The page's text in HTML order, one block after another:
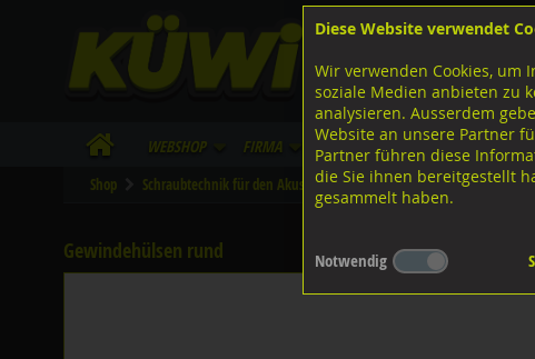
Lagerstrasse 8
Tel. 043 455 20 30
FB
IG
WebShop Firma Lieferinfo Infos/
Shop Schraubtechnik für den Akustik- und Trockenbau
Gewindehülsen rund
Diese Website verwendet
Wir verwenden Cookies, um
soziale Medien anbieten zu
analysieren. Ausserdem
Website an unsere Partner
Partner führen diese
die Sie ihnen bereitgestellt
gesammelt haben.
Notwendig